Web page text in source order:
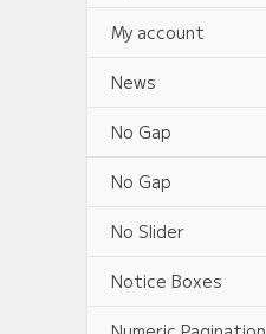
My account
News
No Gap
No Gap
No Slider
Notice Boxes